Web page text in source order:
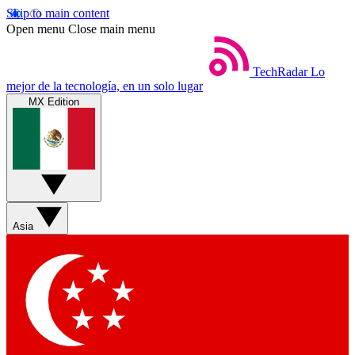
Skip to main content
Open menu Close main menu
TechRadar Lo
mejor de la tecnología, en un solo lugar
MX Edition
Asia